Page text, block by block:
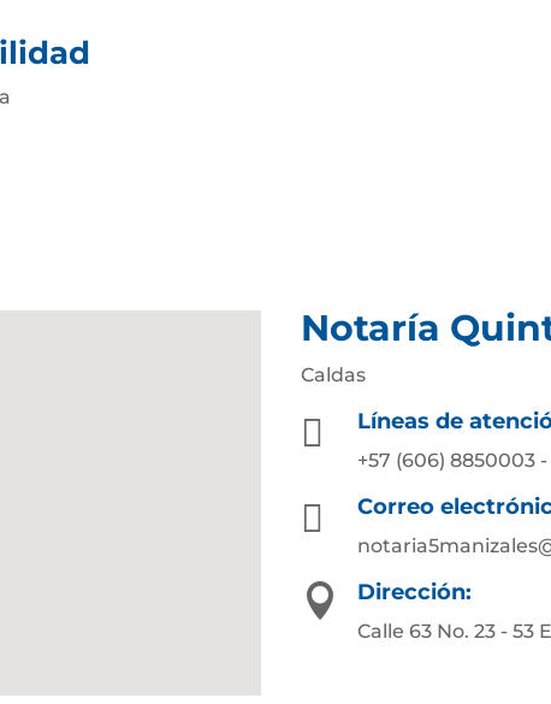
Notaría
Caldas
 Líneas de
+57 (606) 8850003 -
 Correo
 Dirección:
Calle 63 No. 23 -